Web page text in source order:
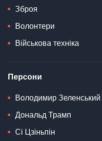
Зброя
Волонтери
Військова техніка
Персони
Володимир Зеленський
Дональд Трамп
Сі Цзіньпін